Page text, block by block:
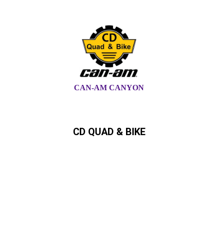
CAN-AM CANYON
CD QUAD & BIKE